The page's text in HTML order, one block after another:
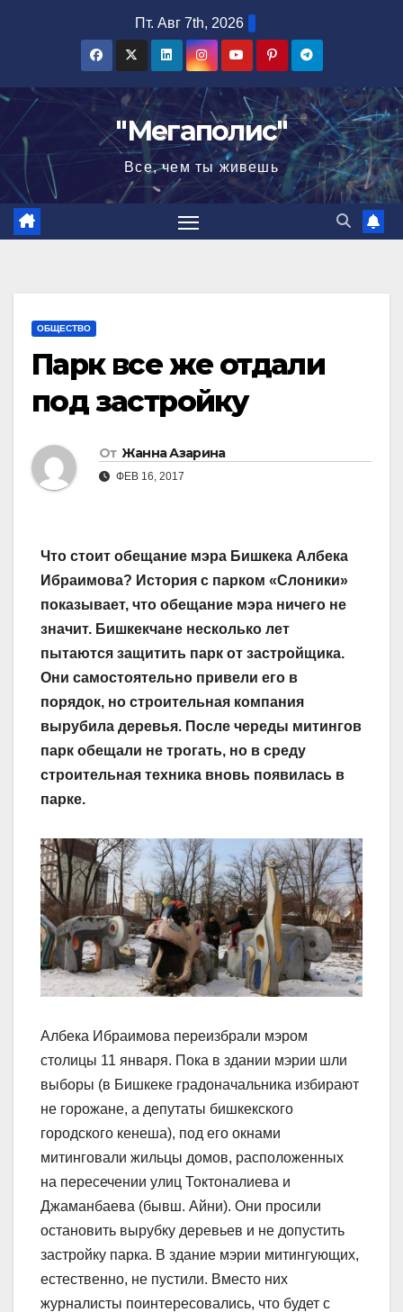
Пт. Авг 7th, 2026
"Мегаполис"
Все, чем ты живешь
ОБЩЕСТВО
Парк все же отдали
под застройку
От Жанна Азарина
ФЕВ 16, 2017
Что стоит обещание мэра Бишкека Албека
Ибраимова? История с парком «Слоники»
показывает, что обещание мэра ничего не
значит. Бишкекчане несколько лет
пытаются защитить парк от застройщика.
Они самостоятельно привели его в
порядок, но строительная компания
вырубила деревья. После череды митингов
парк обещали не трогать, но в среду
строительная техника вновь появилась в
парке.
Албека Ибраимова переизбрали мэром
столицы 11 января. Пока в здании мэрии шли
выборы (в Бишкеке градоначальника избирают
не горожане, а депутаты бишкекского
городского кенеша), под его окнами
митинговали жильцы домов, расположенных
на пересечении улиц Токтоналиева и
Джаманбаева (бывш. Айни). Они просили
остановить вырубку деревьев и не допустить
застройку парка. В здание мэрии митингующих,
естественно, не пустили. Вместо них
журналисты поинтересовались, что будет с